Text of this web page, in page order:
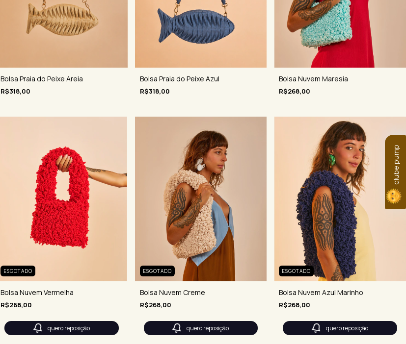
Bolsa Praia do Peixe Areia
R$318,00
Bolsa Praia do Peixe Azul
R$318,00
Bolsa Nuvem Maresia
R$268,00
ESGOTADO
Bolsa Nuvem Vermelha
R$268,00
quero reposição
ESGOTADO
Bolsa Nuvem Creme
R$268,00
quero reposição
ESGOTADO
Bolsa Nuvem Azul Marinho
R$268,00
quero reposição
clube pump